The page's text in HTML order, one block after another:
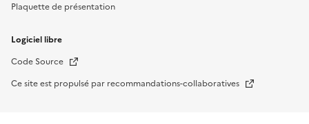
Plaquette de présentation
Logiciel libre
Code Source Nouvelle fenêtre
Ce site est propulsé par recommandations-collaboratives Nouvelle fenêtre